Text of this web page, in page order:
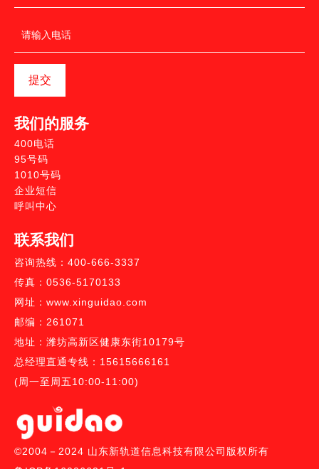
提交
我们的服务
400电话
95号码
1010号码
企业短信
呼叫中心
联系我们
咨询热线：400-666-3337
传真：0536-5170133
网址：www.xinguidao.com
邮编：261071
地址：潍坊高新区健康东街10179号
总经理直通专线：15615666161
(周一至周五10:00-11:00)
©2004－2024 山东新轨道信息科技有限公司版权所有